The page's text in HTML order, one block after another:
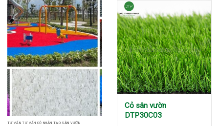
TƯ VẤN TƯ VẤN CỎ NHÂN TẠO SÂN VƯỜN
Cỏ sân vườn
DTP30C03